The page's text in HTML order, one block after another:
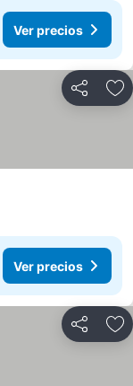
Ver precios
Compartir
Ver precios
Compartir